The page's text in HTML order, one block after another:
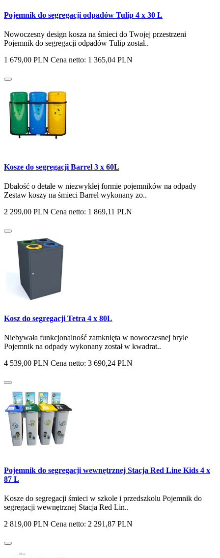
Pojemnik do segregacji odpadów Tulip 4 x 30 L
Nowoczesny design kosza na śmieci do Twojej przestrzeni
Pojemnik do segregacji odpadów Tulip został..
1 679,00 PLN Cena netto: 1 365,04 PLN
Kosze do segregacji Barrel 3 x 60L
Dbałość o detale w niezwykłej formie pojemników na odpady
Zestaw koszy na śmieci Barrel wykonany zo..
2 299,00 PLN Cena netto: 1 869,11 PLN
Kosz do segregacji Tetra 4 x 80L
Niebywała funkcjonalność zamknięta w nowoczesnej bryle
Pojemnik na odpady wykonany został w kwadrat..
4 539,00 PLN Cena netto: 3 690,24 PLN
Pojemnik do segregacji wewnętrznej Stacja Red Line Kids 4 x
87 L
Kosze do segregacji śmieci w szkole i przedszkolu Pojemnik do
segregacji wewnętrznej Stacja Red Lin..
2 819,00 PLN Cena netto: 2 291,87 PLN